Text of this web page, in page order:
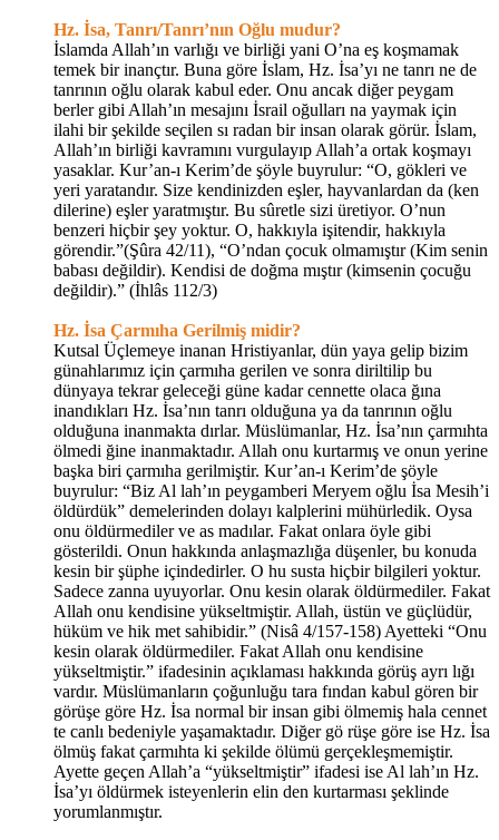
Hz. İsa, Tanrı/Tanrı’nın Oğlu mudur?
İslamda Allah’ın varlığı ve birliği yani O’na eş koşmamak
temek bir inançtır. Buna göre İslam, Hz. İsa’yı ne tanrı ne de
tanrının oğlu olarak kabul eder. Onu ancak diğer peygam
berler gibi Allah’ın mesajını İsrail oğulları na yaymak için
ilahi bir şekilde seçilen sı radan bir insan olarak görür. İslam,
Allah’ın birliği kavramını vurgulayıp Allah’a ortak koşmayı
yasaklar. Kur’an-ı Kerim’de şöyle buyrulur: “O, gökleri ve
yeri yaratandır. Size kendinizden eşler, hayvanlardan da (ken
dilerine) eşler yaratmıştır. Bu sûretle sizi üretiyor. O’nun
benzeri hiçbir şey yoktur. O, hakkıyla işitendir, hakkıyla
görendir.”(Şûra 42/11), “O’ndan çocuk olmamıştır (Kim senin
babası değildir). Kendisi de doğma mıştır (kimsenin çocuğu
değildir).” (İhlâs 112/3)
Hz. İsa Çarmıha Gerilmiş midir?
Kutsal Üçlemeye inanan Hristiyanlar, dün yaya gelip bizim
günahlarımız için çarmıha gerilen ve sonra diriltilip bu
dünyaya tekrar geleceği güne kadar cennette olaca ğına
inandıkları Hz. İsa’nın tanrı olduğuna ya da tanrının oğlu
olduğuna inanmakta dırlar. Müslümanlar, Hz. İsa’nın çarmıhta
ölmedi ğine inanmaktadır. Allah onu kurtarmış ve onun yerine
başka biri çarmıha gerilmiştir. Kur’an-ı Kerim’de şöyle
buyrulur: “Biz Al lah’ın peygamberi Meryem oğlu İsa Mesih’i
öldürdük” demelerinden dolayı kalplerini mühürledik. Oysa
onu öldürmediler ve as madılar. Fakat onlara öyle gibi
gösterildi. Onun hakkında anlaşmazlığa düşenler, bu konuda
kesin bir şüphe içindedirler. O hu susta hiçbir bilgileri yoktur.
Sadece zanna uyuyorlar. Onu kesin olarak öldürmediler. Fakat
Allah onu kendisine yükseltmiştir. Allah, üstün ve güçlüdür,
hüküm ve hik met sahibidir.” (Nisâ 4/157-158) Ayetteki “Onu
kesin olarak öldürmediler. Fakat Allah onu kendisine
yükseltmiştir.” ifadesinin açıklaması hakkında görüş ayrı lığı
vardır. Müslümanların çoğunluğu tara fından kabul gören bir
görüşe göre Hz. İsa normal bir insan gibi ölmemiş hala cennet
te canlı bedeniyle yaşamaktadır. Diğer gö rüşe göre ise Hz. İsa
ölmüş fakat çarmıhta ki şekilde ölümü gerçekleşmemiştir.
Ayette geçen Allah’a “yükseltmiştir” ifadesi ise Al lah’ın Hz.
İsa’yı öldürmek isteyenlerin elin den kurtarması şeklinde
yorumlanmıştır.